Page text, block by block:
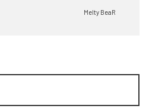
Melty BeaR